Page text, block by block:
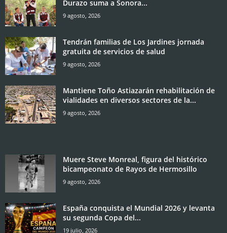
Durazo suma a Sonora...
9 agosto, 2026
Tendrán familias de Los Jardines jornada
gratuita de servicios de salud
9 agosto, 2026
Mantiene Toño Astiazarán rehabilitación de
vialidades en diversos sectores de la...
9 agosto, 2026
Muere Steve Monreal, figura del histórico
bicampeonato de Rayos de Hermosillo
9 agosto, 2026
España conquista el Mundial 2026 y levanta
su segunda Copa del...
19 julio, 2026